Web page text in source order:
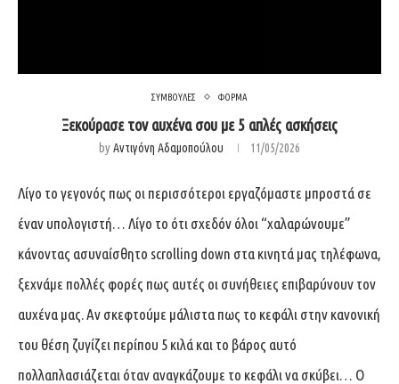
ΣΥΜΒΟΥΛΕΣ ΦΟΡΜΑ
Ξεκούρασε τον αυχένα σου με 5 απλές ασκήσεις
byΑντιγόνη Αδαμοπούλου 11/05/2026
Λίγο το γεγονός πως οι περισσότεροι εργαζόμαστε μπροστά σε
έναν υπολογιστή… Λίγο το ότι σχεδόν όλοι “χαλαρώνουμε”
κάνοντας ασυναίσθητο scrolling down στα κινητά μας τηλέφωνα,
ξεχνάμε πολλές φορές πως αυτές οι συνήθειες επιβαρύνουν τον
αυχένα μας. Αν σκεφτούμε μάλιστα πως το κεφάλι στην κανονική
του θέση ζυγίζει περίπου 5 κιλά και το βάρος αυτό
πολλαπλασιάζεται όταν αναγκάζουμε το κεφάλι να σκύβει… Ο